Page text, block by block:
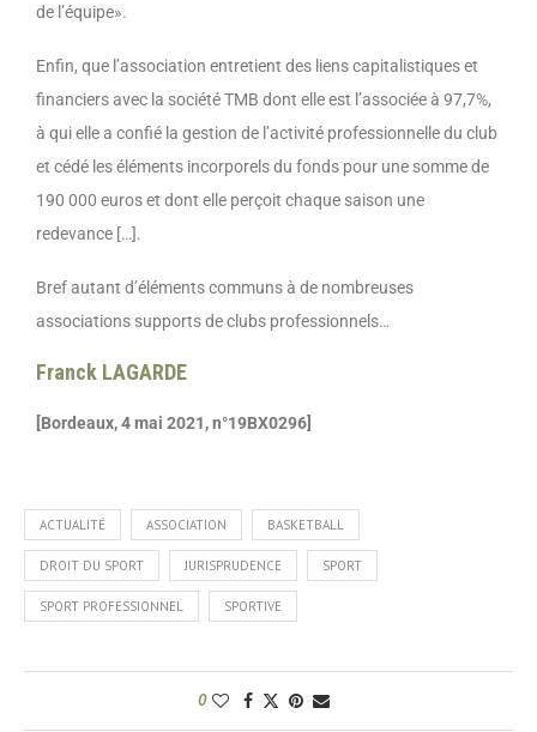
de l’équipe».
Enfin, que l’association entretient des liens capitalistiques et
financiers avec la société TMB dont elle est l’associée à 97,7%,
à qui elle a confié la gestion de l’activité professionnelle du club
et cédé les éléments incorporels du fonds pour une somme de
190 000 euros et dont elle perçoit chaque saison une
redevance […].
Bref autant d’éléments communs à de nombreuses
associations supports de clubs professionnels…
Franck LAGARDE
[Bordeaux, 4 mai 2021, n°19BX0296]
ACTUALITÉ ASSOCIATION BASKETBALL
DROIT DU SPORT JURISPRUDENCE SPORT
SPORT PROFESSIONNEL SPORTIVE
0